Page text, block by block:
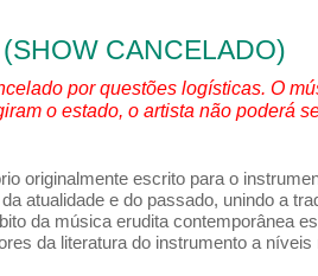
CANCELADO)
por questões logísticas. O
o estado, o artista não poderá
originalmente escrito para o
atualidade e do passado, unindo a
da música erudita contemporânea
da literatura do instrumento a níveis